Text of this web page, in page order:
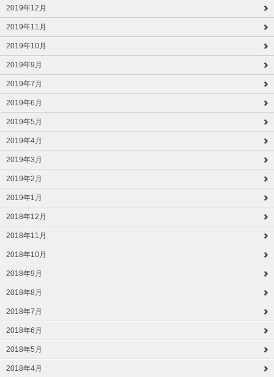
2019年12月
2019年11月
2019年10月
2019年9月
2019年7月
2019年6月
2019年5月
2019年4月
2019年3月
2019年2月
2019年1月
2018年12月
2018年11月
2018年10月
2018年9月
2018年8月
2018年7月
2018年6月
2018年5月
2018年4月